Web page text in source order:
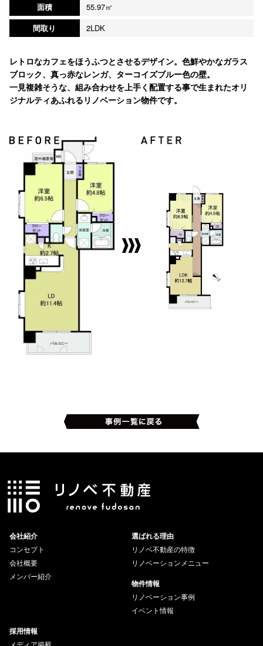
面積
55.97㎡
間取り
2LDK
レトロなカフェをほうふつとさせるデザイン。色鮮やかなガラス
ブロック、真っ赤なレンガ、ターコイズブルー色の壁。
一見複雑そうな、組み合わせを上手く配置する事で生まれたオリ
ジナルティあふれるリノベーション物件です。
会社紹介
コンセプト
会社概要
メンバー紹介
選ばれる理由
リノベ不動産の特徴
リノベーションメニュー
物件情報
リノベーション事例
イベント情報
採用情報